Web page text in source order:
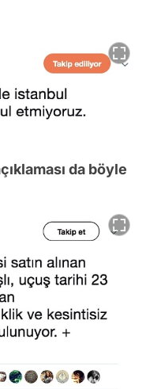
da böyle